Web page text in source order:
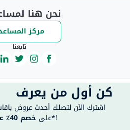
نحن هنا
مركز
تابعنا
كن أول من يعرف
اشترك الآن لتصلك أحدث عروض
على خصم 40٪ على طلبك الأول مباشرةً*!